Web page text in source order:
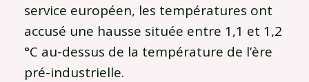
service européen, les températures ont
accusé une hausse située entre 1,1 et 1,2
°C au-dessus de la température de l’ère
pré-industrielle.